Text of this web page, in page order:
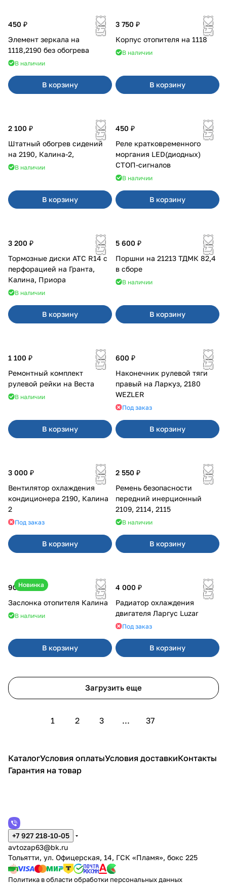
450 ₽
Элемент зеркала на
1118,2190 без обогрева
В наличии
В корзину
3 750 ₽
Корпус отопителя на 1118
В наличии
В корзину
2 100 ₽
Штатный обогрев сидений
на 2190, Калина-2,
В наличии
В корзину
450 ₽
Реле кратковременного
моргания LED(диодных)
СТОП-сигналов
В наличии
В корзину
3 200 ₽
Тормозные диски АТС R14 с
перфорацией на Гранта,
Калина, Приора
В наличии
В корзину
5 600 ₽
Поршни на 21213 ТДМК 82,4
в сборе
В наличии
В корзину
1 100 ₽
Ремонтный комплект
рулевой рейки на Веста
В наличии
В корзину
600 ₽
Наконечник рулевой тяги
правый на Ларкуз, 2180
WEZLER
Под заказ
В корзину
3 000 ₽
Вентилятор охлаждения
кондиционера 2190, Калина
2
Под заказ
В корзину
2 550 ₽
Ремень безопасности
передний инерционный
2109, 2114, 2115
В наличии
В корзину
Новинка
900 ₽
Заслонка отопителя Калина
В наличии
В корзину
4 000 ₽
Радиатор охлаждения
двигателя Ларгус Luzar
Под заказ
В корзину
Загрузить еще
1 2 3 ... 37
КаталогУсловия оплатыУсловия доставкиКонтакты
Гарантия на товар
+7 927 218-10-05
avtozap63@bk.ru
Тольятти, ул. Офицерская, 14, ГСК «Пламя», бокс 225
Политика в области обработки персональных данных